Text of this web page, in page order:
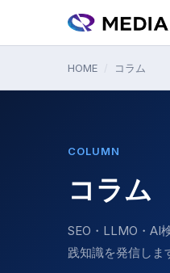
HOME コラム
COLUMN
コラム
SEO・LLMO・AI
践知識を発信しま